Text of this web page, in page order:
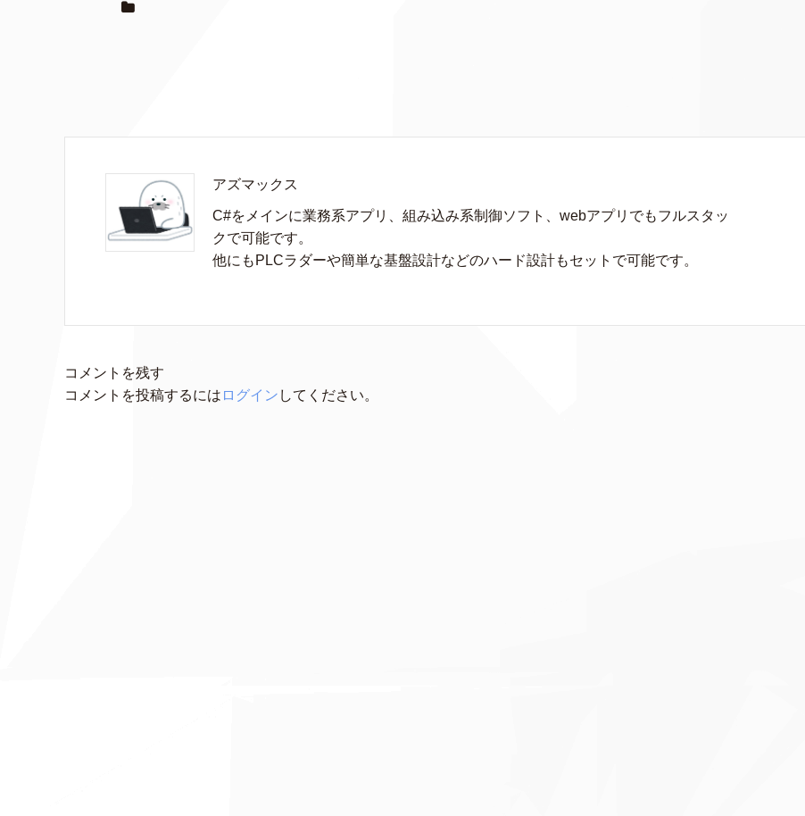
アズマックス
C#をメインに業務系アプリ、組み込み系制御ソフト、webアプリでもフルスタッ
クで可能です。
他にもPLCラダーや簡単な基盤設計などのハード設計もセットで可能です。
コメントを残す
コメントを投稿するには ログイン してください。